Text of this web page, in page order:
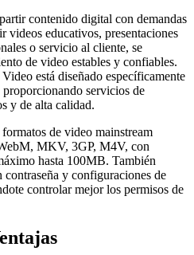
contenido digital con demandas
videos educativos, presentaciones
o servicio al cliente, se
de video estables y confiables.
está diseñado específicamente
proporcionando servicios de
y de alta calidad.
de video mainstream
MKV, 3GP, M4V, con
hasta 100MB. También
y configuraciones de
controlar mejor los permisos de